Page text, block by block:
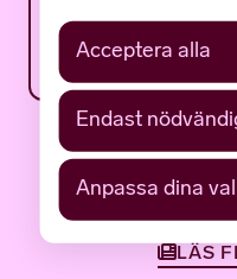
LÄS
Acceptera alla
Endast
Anpassa dina val